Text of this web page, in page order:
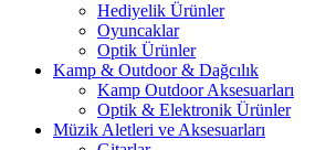
Hediyelik Ürünler
Oyuncaklar
Optik Ürünler
Kamp & Outdoor & Dağcılık
Kamp Outdoor Aksesuarları
Optik & Elektronik Ürünler
Müzik Aletleri ve Aksesuarları